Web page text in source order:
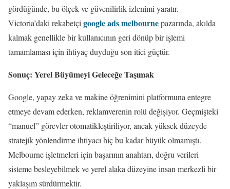
gördüğünde, bu ölçek ve güvenilirlik izlenimi yaratır.
Victoria’daki rekabetçi google ads melbournepazarında, akılda
kalmak genellikle bir kullanıcının geri dönüp bir işlemi
tamamlaması için ihtiyaç duyduğu son itici güçtür.
Sonuç: Yerel Büyümeyi Geleceğe Taşımak
Google, yapay zeka ve makine öğrenimini platformuna entegre
etmeye devam ederken, reklamverenin rolü değişiyor. Geçmişteki
“manuel” görevler otomatikleştiriliyor, ancak yüksek düzeyde
stratejik yönlendirme ihtiyacı hiç bu kadar büyük olmamıştı.
Melbourne işletmeleri için başarının anahtarı, doğru verileri
sisteme besleyebilmek ve yerel alaka düzeyine insan merkezli bir
yaklaşım sürdürmektir.